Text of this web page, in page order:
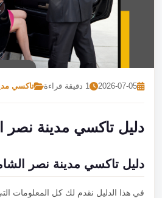
2026-07-05 1 دقيقة قراءة تاكسي
دليل تاكسي مدينة نصر
دليل تاكسي مدينة نصر
في هذا الدليل نقدم لك كل المعلومات